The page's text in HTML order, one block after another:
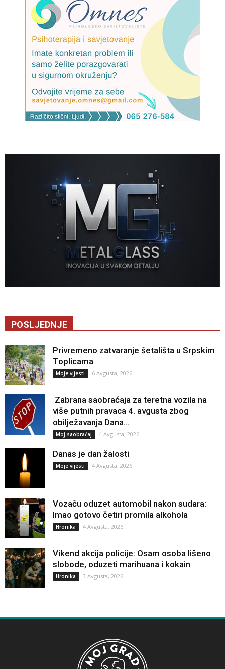
POSLJEDNJE
Privremeno zatvaranje šetališta u Srpskim
Toplicama
Moje vijesti 6 Avgusta, 2026
Zabrana saobraćaja za teretna vozila na
više putnih pravaca 4. avgusta zbog
obilježavanja Dana...
Moj saobraćaj 4 Avgusta, 2026
Danas je dan žalosti
Moje vijesti 4 Avgusta, 2026
Vozaču oduzet automobil nakon sudara:
Imao gotovo četiri promila alkohola
Hronika 4 Avgusta, 2026
Vikend akcija policije: Osam osoba lišeno
slobode, oduzeti marihuana i kokain
Hronika 3 Avgusta, 2026